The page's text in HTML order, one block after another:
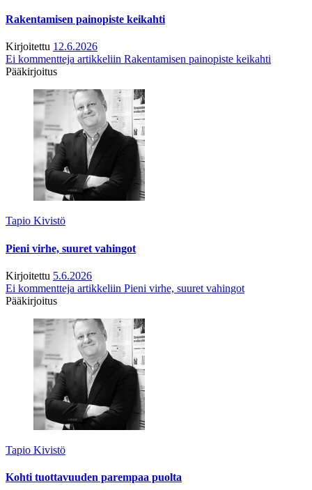
Rakentamisen painopiste keikahti
Kirjoitettu 12.6.2026
Ei kommentteja artikkeliin Rakentamisen painopiste keikahti
Pääkirjoitus
Tapio Kivistö
Pieni virhe, suuret vahingot
Kirjoitettu 5.6.2026
Ei kommentteja artikkeliin Pieni virhe, suuret vahingot
Pääkirjoitus
Tapio Kivistö
Kohti tuottavuuden parempaa puolta